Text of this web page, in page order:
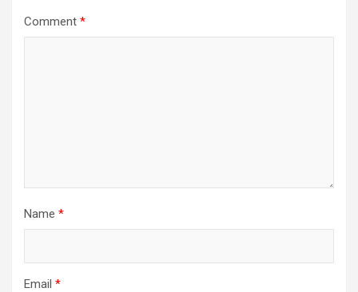
Comment *
Name *
Email *